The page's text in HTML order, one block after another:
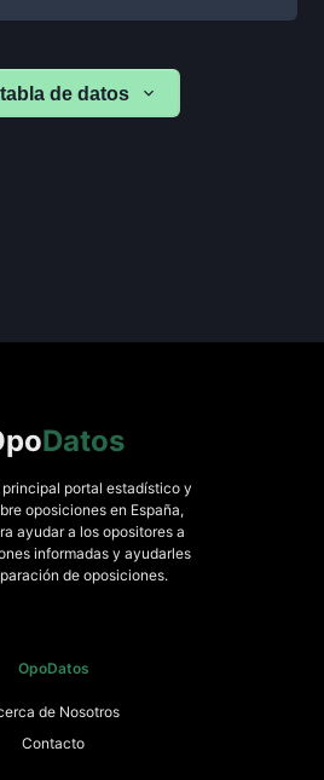
de datos
Datos
portal estadístico y
oposiciones en España,
ayudar a los opositores a
informadas y ayudarles
de oposiciones.
OpoDatos
de Nosotros
Contacto